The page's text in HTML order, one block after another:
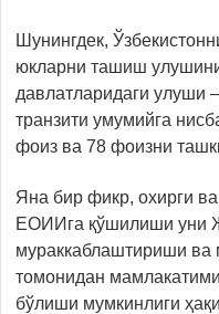
Шунингдек,
юкларни ташиш
давлатларидаги улуши
транзити умумийга
фоиз ва 78 фоизни
Яна бир фикр, охирги
ЕОИИга қўшилиши уни
мураккаблаштириши
томонидан
бўлиши мумкинлиги